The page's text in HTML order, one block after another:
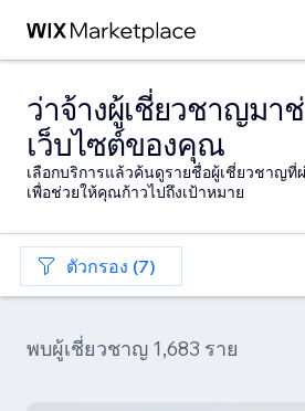
ว่าจ้างผู้เชี่ยวชาญมา
เว็บไซต์ของคุณ
เลือกบริการแล้วค้นดูรายชื่อผู้เชี่ยวชาญที่
เพื่อช่วยให้คุณก้าวไปถึงเป้าหมาย
ตัวกรอง (7)
พบผู้เชี่ยวชาญ 1,683 ราย